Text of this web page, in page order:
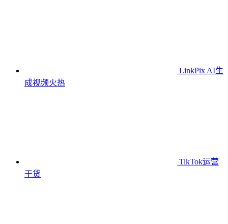
LinkPix AI生
成视频火热
TikTok运营
干货